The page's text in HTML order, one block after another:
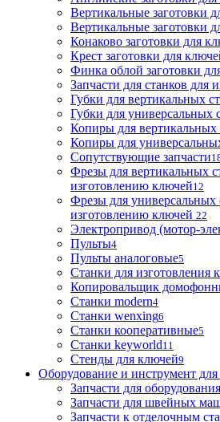
Вертикальные заготовки
Вертикальные заготовки
Конаково заготовки для
Крест заготовки для
Финка облой заготовки
Запчасти для станков для
Губки для вертикальных
Губки для универсальных
Копиры для вертикальных
Копиры для
Сопутствующие запчасти
Фрезы для вертикальных
изготовлению ключей12
Фрезы для универсальных
изготовлению ключей 22
Электропривод (мотор-
Пульты4
Пульты аналоговые5
Станки для изготовления
Копировальщик
Станки modern4
Станки wenxing6
Станки кооперативные5
Станки keyworld11
Стенды для ключей9
Оборудование и инструмент
Запчасти для оборудования
Запчасти для швейных
Запчасти к отделочным